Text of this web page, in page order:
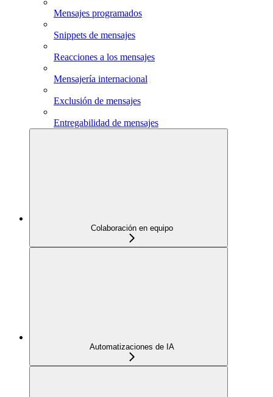
Mensajes programados
Snippets de mensajes
Reacciones a los mensajes
Mensajería internacional
Exclusión de mensajes
Entregabilidad de mensajes
Colaboración en equipo
Automatizaciones de IA